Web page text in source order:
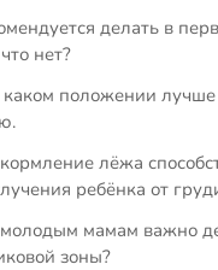
делать в
нет?
положении
лёжа
ребёнка от
мамам важно
зоны?